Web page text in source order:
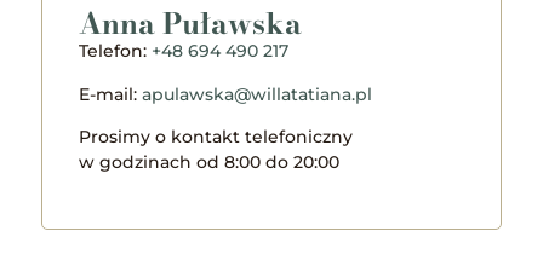
Anna Puławska
Telefon: +48 694 490 217
E-mail: apulawska@willatatiana.pl
Prosimy o kontakt telefoniczny
w godzinach od 8:00 do 20:00